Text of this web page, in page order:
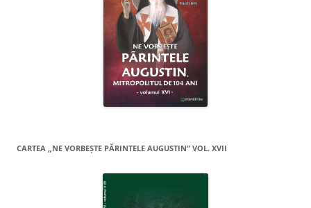
CARTEA „NE VORBEŞTE PĂRINTELE AUGUSTIN” VOL. XVII